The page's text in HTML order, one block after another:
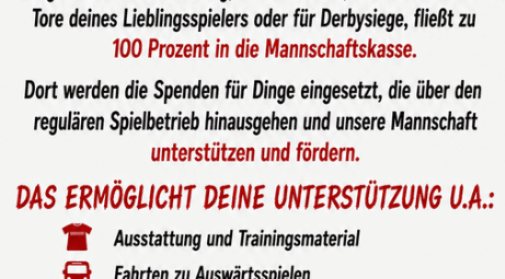
der U10-1 in Greven